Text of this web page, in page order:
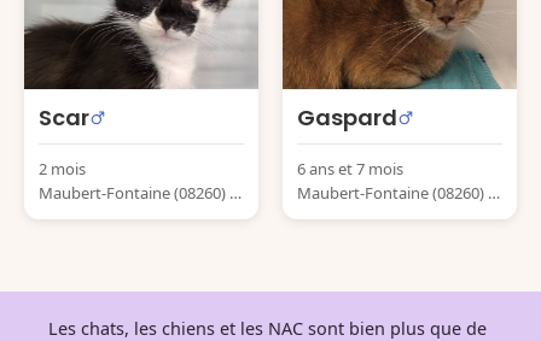
Scar
2 mois
Maubert-Fontaine (08260) Fr
ance
Gaspard
6 ans et 7 mois
Maubert-Fontaine (08260) Fr
ance
Les chats, les chiens et les NAC sont bien plus que de